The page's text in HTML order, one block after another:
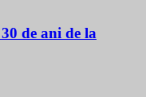
de ani de la